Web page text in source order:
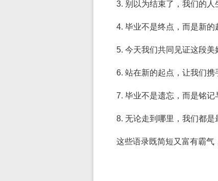
3. 别以为结束了，我们的人
4. 毕业不是终点，而是新的
5. 今天我们共同见证这段美
6. 站在新的起点，让我们携
7. 毕业不是遗忘，而是铭记
8. 无论走到哪里，我们都是
这些语录既简短又富有霸气